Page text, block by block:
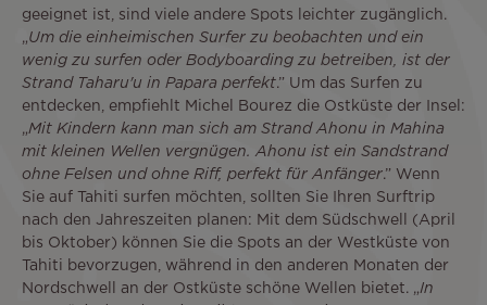
geeignet ist, sind viele andere Spots leichter zugänglich.
„Um die einheimischen Surfer zu beobachten und ein
wenig zu surfen oder Bodyboarding zu betreiben, ist der
Strand Taharu'u in Papara perfekt.” Um das Surfen zu
entdecken, empfiehlt Michel Bourez die Ostküste der Insel:
„Mit Kindern kann man sich am Strand Ahonu in Mahina
mit kleinen Wellen vergnügen. Ahonu ist ein Sandstrand
ohne Felsen und ohne Riff, perfekt für Anfänger.” Wenn
Sie auf Tahiti surfen möchten, sollten Sie Ihren Surftrip
nach den Jahreszeiten planen: Mit dem Südschwell (April
bis Oktober) können Sie die Spots an der Westküste von
Tahiti bevorzugen, während in den anderen Monaten der
Nordschwell an der Ostküste schöne Wellen bietet. „In